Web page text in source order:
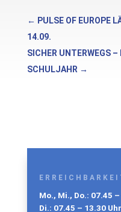
← PULSE OF EUROPE
14.09.
SICHER UNTERWEGS
SCHULJAHR →
Mo., Mi., Do.: 07.45
Di.: 07.45 – 13.30 Uhr